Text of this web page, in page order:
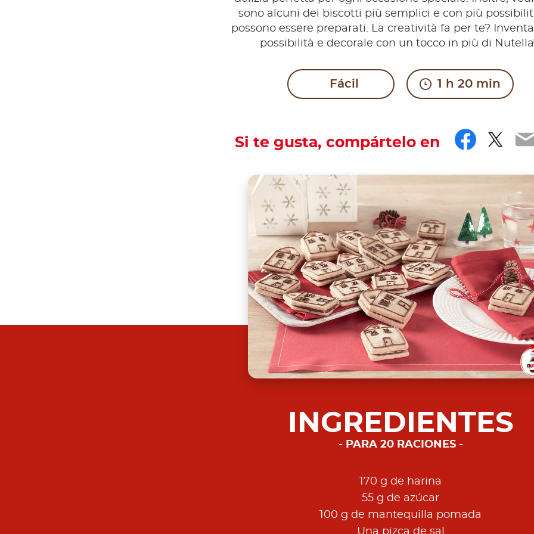
sono alcuni dei biscotti più semplici e con più
possono essere preparati. La creatività fa per te?
possibilità e decorale con un tocco in più di Nutella
Fácil 1 h 20 min
Si te gusta, compártelo en
INGREDIENTES
PARA 20 RACIONES
170 g de harina
55 g de azúcar
100 g de mantequilla pomada
Una pizca de sal